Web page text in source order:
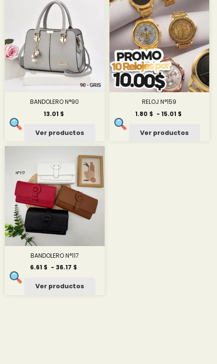
BANDOLERO N°90
13.01 $
Ver productos
RELOJ N°159
1.80 $ - 15.01 $
desde
Ver productos
BANDOLERO N°117
6.61 $ - 36.17 $
desde
Ver productos